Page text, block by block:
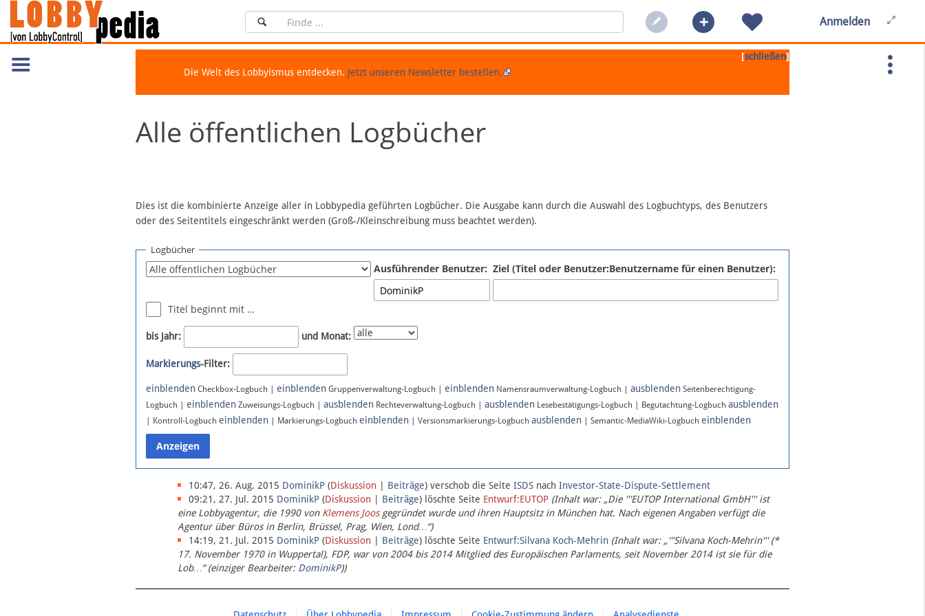
Anmelden
[schließen]
Die Welt des Lobbyismus entdecken. Jetzt unseren Newsletter bestellen.
Alle öffentlichen Logbücher
Dies ist die kombinierte Anzeige aller in Lobbypedia geführten Logbücher. Die Ausgabe kann durch die Auswahl des Logbuchtyps, des Benutzers
oder des Seitentitels eingeschränkt werden (Groß-/Kleinschreibung muss beachtet werden).
Logbücher
Ausführender Benutzer: Ziel (Titel oder Benutzer:Benutzername für einen Benutzer):
Titel beginnt mit …
bis Jahr: und Monat:
Markierungs-Filter:
einblenden Checkbox-Logbuch | einblenden Gruppenverwaltung-Logbuch | einblenden Namensraumverwaltung-Logbuch | ausblenden Seitenberechtigung-
Logbuch | einblenden Zuweisungs-Logbuch | ausblenden Rechteverwaltung-Logbuch | ausblenden Lesebestätigungs-Logbuch | Begutachtung-Logbuch ausblenden
| Kontroll-Logbuch einblenden | Markierungs-Logbuch einblenden | Versionsmarkierungs-Logbuch ausblenden | Semantic-MediaWiki-Logbuch einblenden
10:47, 26. Aug. 2015 DominikP (Diskussion | Beiträge) verschob die Seite ISDS nach Investor-State-Dispute-Settlement
09:21, 27. Jul. 2015 DominikP (Diskussion | Beiträge) löschte Seite Entwurf:EUTOP (Inhalt war: „Die '''EUTOP International GmbH''' ist
eine Lobbyagentur, die 1990 von Klemens Joosgegründet wurde und ihren Hauptsitz in München hat. Nach eigenen Angaben verfügt die
Agentur über Büros in Berlin, Brüssel, Prag, Wien, Lond…“)
14:19, 21. Jul. 2015 DominikP (Diskussion | Beiträge) löschte Seite Entwurf:Silvana Koch-Mehrin (Inhalt war: „'''Silvana Koch-Mehrin''' (*
17. November 1970 in Wuppertal), FDP, war von 2004 bis 2014 Mitglied des Europäischen Parlaments, seit November 2014 ist sie für die
Lob…“ (einziger Bearbeiter: DominikP))